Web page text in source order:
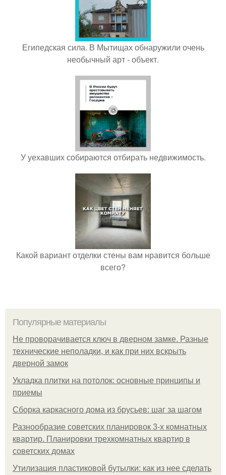
Египедская сила. В Мытищах обнаружили очень
необычный арт - объект.
У уехавших собираются отбирать недвижимость.
Какой вариант отделки стены вам нравится больше
всего?
Популярные материалы
Не проворачивается ключ в дверном замке. Разные
технические неполадки, и как при них вскрыть
дверной замок
Укладка плитки на потолок: основные принципы и
приемы
Сборка каркасного дома из брусьев: шаг за шагом
Разнообразие советских планировок 3-х комнатных
квартир. Планировки трехкомнатных квартир в
советских домах
Утилизация пластиковой бутылки: как из нее сделать